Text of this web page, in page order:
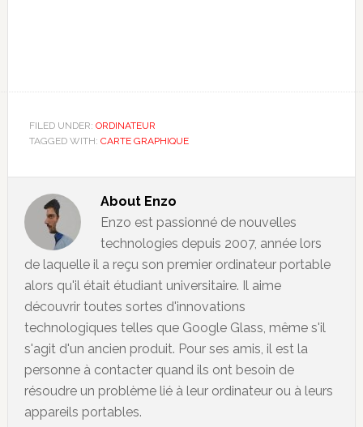
FILED UNDER: ORDINATEUR
TAGGED WITH: CARTE GRAPHIQUE
About Enzo
Enzo est passionné de nouvelles
technologies depuis 2007, année lors
de laquelle il a reçu son premier ordinateur portable
alors qu'il était étudiant universitaire. Il aime
découvrir toutes sortes d'innovations
technologiques telles que Google Glass, même s'il
s'agit d'un ancien produit. Pour ses amis, il est la
personne à contacter quand ils ont besoin de
résoudre un problème lié à leur ordinateur ou à leurs
appareils portables.